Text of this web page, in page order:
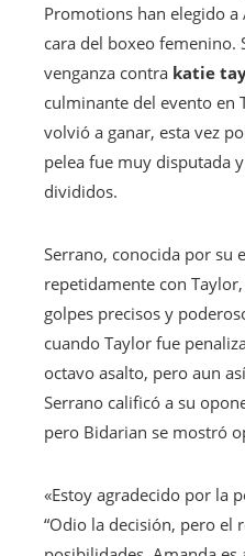
Promotions han elegido
cara del boxeo femenino.
venganza contra katie
culminante del evento en
volvió a ganar, esta vez
pelea fue muy disputada
divididos.
Serrano, conocida por su
repetidamente con
golpes precisos y
cuando Taylor fue
octavo asalto, pero aun
Serrano calificó a su
pero Bidarian se mostró
«Estoy agradecido por la
“Odio la decisión, pero el